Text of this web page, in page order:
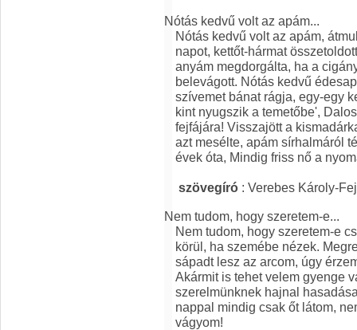
Nótás kedvű volt az apám...
Nótás kedvű volt az apám,
napot, kettőt-hármat
anyám megdorgálta, ha a
belevágott. Nótás kedvű
szívemet bánat rágja, egy-egy
kint nyugszik a temetőbe',
fejfájára! Visszajött a
azt mesélte, apám sírhalmáról
évek óta, Mindig friss nő a
szövegíró : Verebes Károly-
Nem tudom, hogy szeretem-e...
Nem tudom, hogy szeretem-e
körül, ha szemébe nézek.
sápadt lesz az arcom, úgy
Akármit is tehet velem gyenge
szerelmünknek hajnal
nappal mindig csak őt látom,
vágyom!